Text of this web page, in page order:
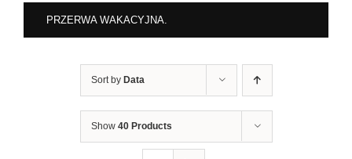
PRZERWA WAKACYJNA.
Sort by Data
Show 40 Products